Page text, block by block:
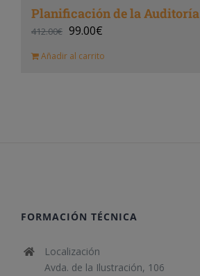
Planificación de la Auditoría
412.00€ 99.00€
Añadir al carrito
FORMACIÓN TÉCNICA
Localización
Avda. de la Ilustración, 106